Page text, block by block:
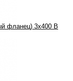
фланец) 3х400 В